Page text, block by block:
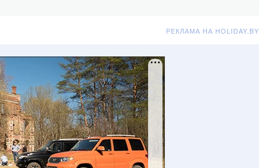
РЕКЛАМА НА HOLIDAY.BY